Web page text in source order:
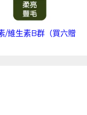
/維生素B群（買六贈